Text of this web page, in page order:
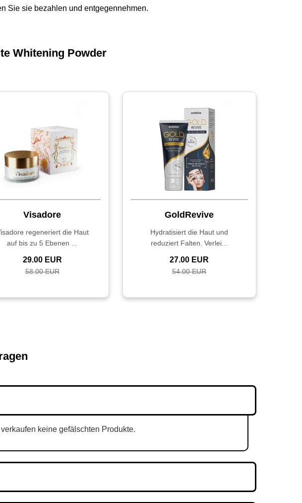
Sie sie bezahlen und entgegennehmen.
Whitening Powder
Visadore
regeneriert die Haut
auf bis zu 5 Ebenen ...
29.00 EUR
58.00 EUR
GoldRevive
Hydratisiert die Haut und
reduziert Falten. Verlei...
27.00 EUR
54.00 EUR
keine gefälschten Produkte.